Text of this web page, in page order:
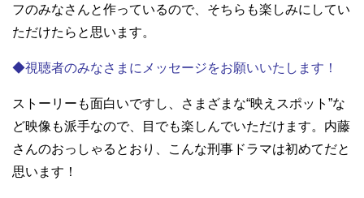
フのみなさんと作っているので、そちらも楽しみにしてい
ただけたらと思います。
◆視聴者のみなさまにメッセージをお願いいたします！
ストーリーも面白いですし、さまざまな“映えスポット”な
ど映像も派手なので、目でも楽しんでいただけます。内藤
さんのおっしゃるとおり、こんな刑事ドラマは初めてだと
思います！